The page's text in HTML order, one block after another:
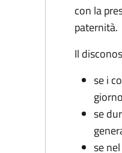
con la
paternità.
Il
se i
se
se